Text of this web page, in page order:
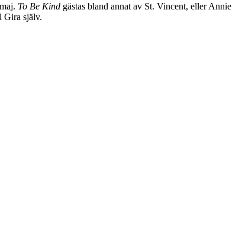
To Be Kind gästas bland annat av St. Vincent, eller Annie
Gira själv.